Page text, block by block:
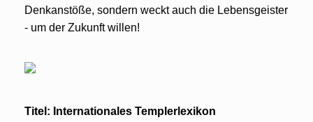
Denkanstöße, sondern weckt auch die Lebensgeister
- um der Zukunft willen!
Titel: Internationales Templerlexikon